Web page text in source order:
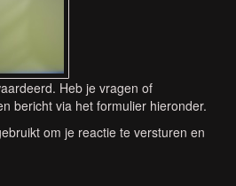
Heb je vragen of
bericht via het formulier hieronder.
om je reactie te versturen en